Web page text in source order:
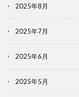
2025年8月
2025年7月
2025年6月
2025年5月